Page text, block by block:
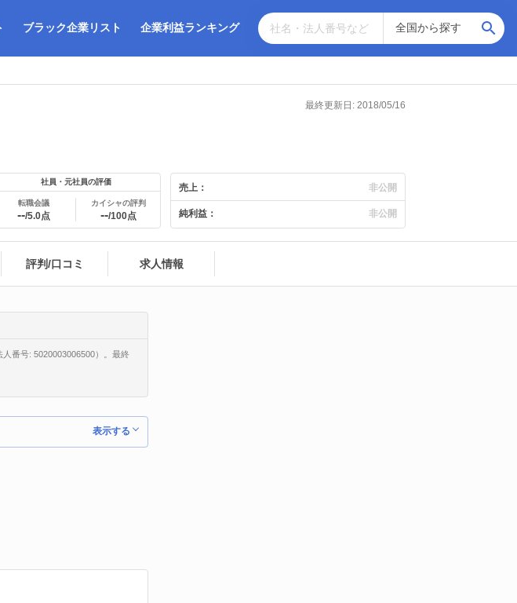
ブラック企業リスト 企業利益ランキング
最終更新日: 2018/05/16
社員・元社員の評価
転職会議
--/5.0点
カイシャの評判
--/100点
売上： 非公開
純利益： 非公開
評判/口コミ 求人情報
番号: 5020003006500）。最終
表示する